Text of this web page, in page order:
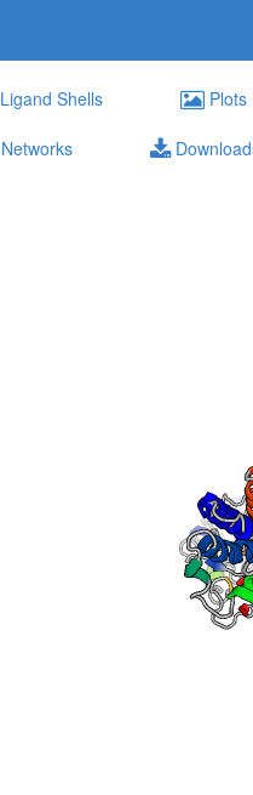
Ligand Shells Plots